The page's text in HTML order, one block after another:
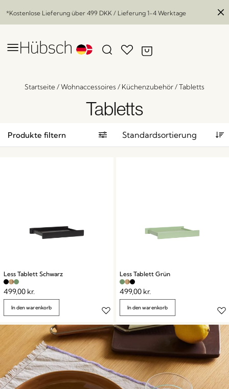
*Kostenlose Lieferung über 499 DKK / Lieferung 1-4 Werktage
Startseite/Wohnaccessoires / Küchenzubehör/Tabletts
Tabletts
Produkte filtern
Less Tablett Schwarz
499,00 kr.
In den warenkorb
Less Tablett Grün
499,00 kr.
In den warenkorb